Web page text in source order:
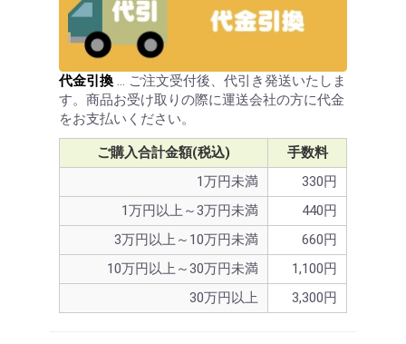
代金引換 … ご注文受付後、代引き発送いたしま
す。商品お受け取りの際に運送会社の方に代金
をお支払いください。
ご購入合計金額(税込)
手数料
1万円未満
330円
1万円以上～3万円未満
440円
3万円以上～10万円未満
660円
10万円以上～30万円未満
1,100円
30万円以上
3,300円